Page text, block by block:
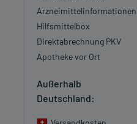
Arzneimittelinformationen
Hilfsmittelbox
Direktabrechnung PKV
Apotheke vor Ort
Außerhalb
Deutschland: